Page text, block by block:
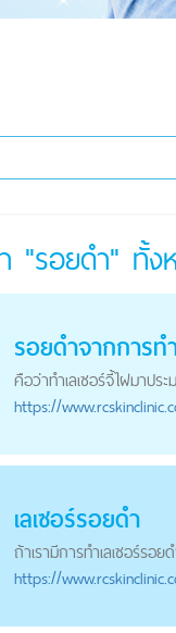
"รอยดำ" ทั้ง
รอยดำจากการท
คือว่าทำเลเซอร์จี้ไฝมาป
https://
เลเซอร์รอยดำ
ถ้าเรามีการทำเลเซอร์รอย
https://